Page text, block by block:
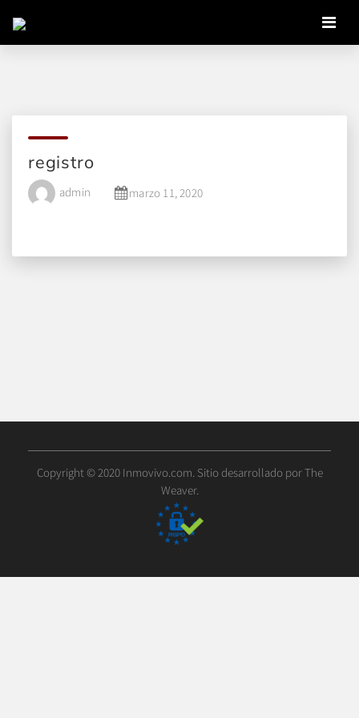
registro
admin marzo 11, 2020
Copyright © 2020 Inmovivo.com. Sitio desarrollado porThe
Weaver.